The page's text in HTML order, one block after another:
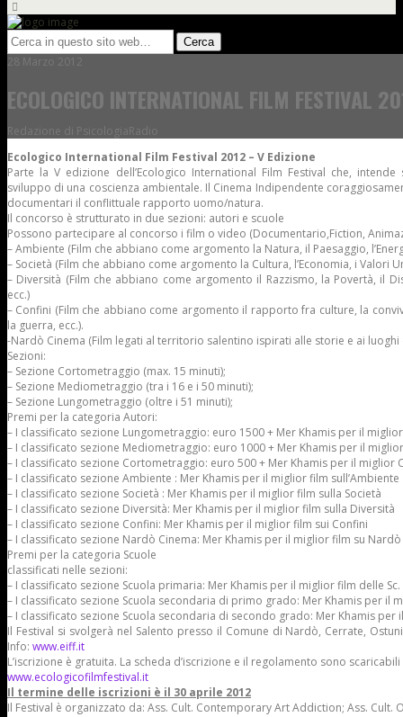
28 Marzo 2012
ECOLOGICO INTERNATIONAL FILM FESTIVAL
Redazione di PsicologiaRadio
Ecologico International Film Festival 2012 – V Edizione
Parte la V edizione dell’Ecologico International Film Festival che,
sviluppo di una coscienza ambientale. Il Cinema Indipendente
documentari il conflittuale rapporto uomo/natura.
Il concorso è strutturato in due sezioni: autori e scuole
Possono partecipare al concorso i film o video (Documentario,Fiction,
– Ambiente (Film che abbiano come argomento la Natura, il Paesaggio,
– Società (Film che abbiano come argomento la Cultura, l’Economia, i Valori
– Diversità (Film che abbiano come argomento il Razzismo, la Povertà, il
ecc.)
– Confini (Film che abbiano come argomento il rapporto fra culture, la
la guerra, ecc.).
-Nardò Cinema (Film legati al territorio salentino ispirati alle storie e ai
Sezioni:
– Sezione Cortometraggio (max. 15 minuti);
– Sezione Mediometraggio (tra i 16 e i 50 minuti);
– Sezione Lungometraggio (oltre i 51 minuti);
Premi per la categoria Autori:
– I classificato sezione Lungometraggio: euro 1500 + Mer Khamis per il
– I classificato sezione Mediometraggio: euro 1000 + Mer Khamis per il
– I classificato sezione Cortometraggio: euro 500 + Mer Khamis per il miglior
– I classificato sezione Ambiente : Mer Khamis per il miglior film sull’Ambiente
– I classificato sezione Società : Mer Khamis per il miglior film sulla Società
– I classificato sezione Diversità: Mer Khamis per il miglior film sulla Diversità
– I classificato sezione Confini: Mer Khamis per il miglior film sui Confini
– I classificato sezione Nardò Cinema: Mer Khamis per il miglior film su Nardò
Premi per la categoria Scuole
classificati nelle sezioni:
– I classificato sezione Scuola primaria: Mer Khamis per il miglior film delle
– I classificato sezione Scuola secondaria di primo grado: Mer Khamis per il
– I classificato sezione Scuola secondaria di secondo grado: Mer Khamis per
Il Festival si svolgerà nel Salento presso il Comune di Nardò, Cerrate,
Info: www.eiff.it
L’iscrizione è gratuita. La scheda d’iscrizione e il regolamento sono
www.ecologicofilmfestival.it
Il termine delle iscrizioni è il 30 aprile 2012
Il Festival è organizzato da: Ass. Cult. Contemporary Art Addiction; Ass. Cult.